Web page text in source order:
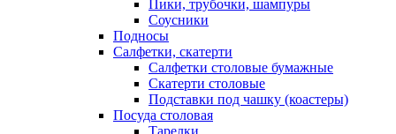
Пики, трубочки, шампуры
Соусники
Подносы
Салфетки, скатерти
Салфетки столовые бумажные
Скатерти столовые
Подставки под чашку (коастеры)
Посуда столовая